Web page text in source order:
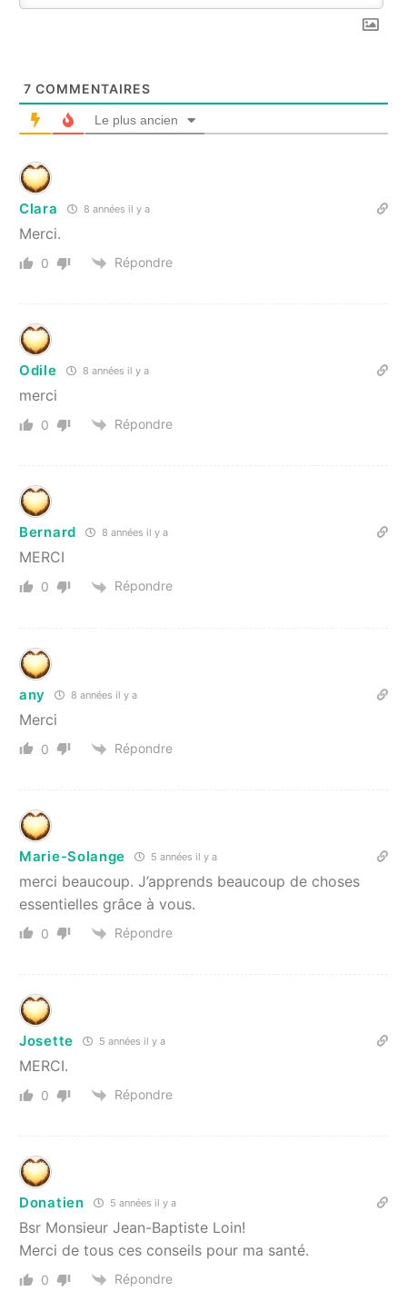
7 COMMENTAIRES
Le plus ancien
Clara 8 années il y a
Merci.​
0 Répondre
Odile 8 années il y a
merci
0 Répondre
Bernard 8 années il y a
MERCI
0 Répondre
any 8 années il y a
Merci
0 Répondre
Marie-Solange 5 années il y a
merci beaucoup. J’apprends beaucoup de choses
essentielles grâce à vous.
0 Répondre
Josette 5 années il y a
MERCI.
0 Répondre
Donatien 5 années il y a
Bsr Monsieur Jean-Baptiste Loin!
Merci de tous ces conseils pour ma santé.
0 Répondre